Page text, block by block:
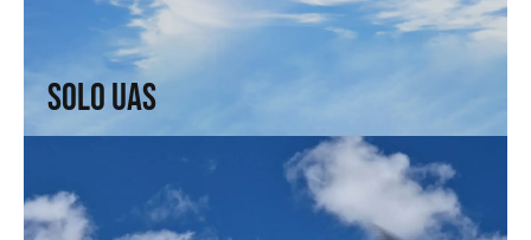
Solo UAS
superior.
↗